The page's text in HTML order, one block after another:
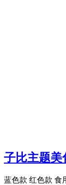
子比主题美
蓝色款 红色款 食